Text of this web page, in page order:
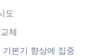
도
체
본기 향상에 집중